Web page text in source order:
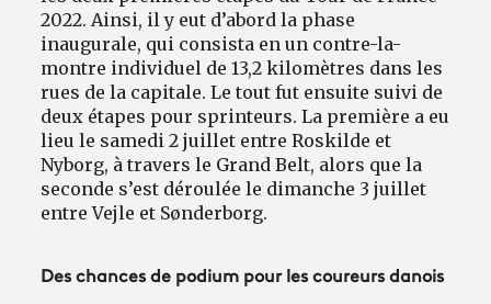
2022. Ainsi, il y eut d’abord la phase
inaugurale, qui consista en un contre-la-
montre individuel de 13,2 kilomètres dans les
rues de la capitale. Le tout fut ensuite suivi de
deux étapes pour sprinteurs. La première a eu
lieu le samedi 2 juillet entre Roskilde et
Nyborg, à travers le Grand Belt, alors que la
seconde s’est déroulée le dimanche 3 juillet
entre Vejle et Sønderborg.
Des chances de podium pour les coureurs danois